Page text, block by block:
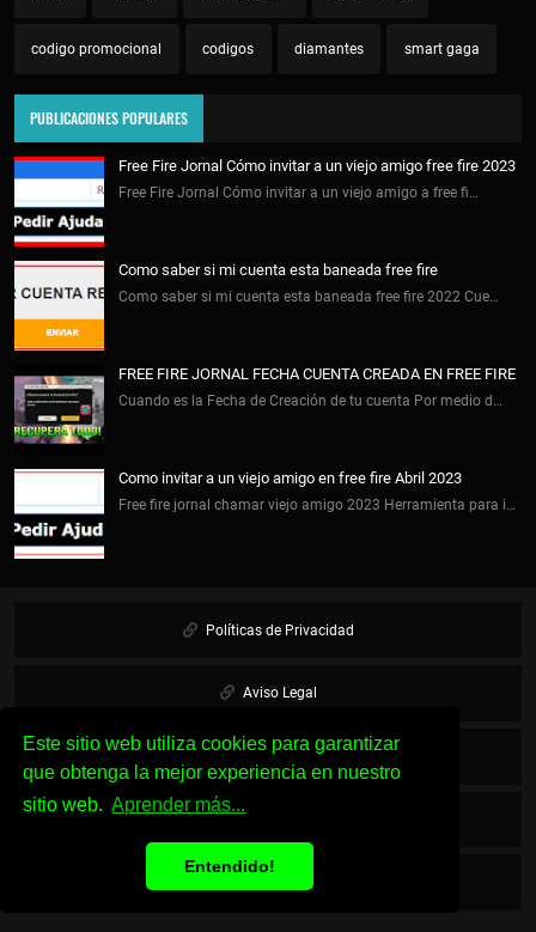
Este sitio web utiliza cookies para garantizar
que obtenga la mejor experiencia en nuestro
sitio web. Aprender más...
Entendido!
codigo promocional codigos diamantes smart gaga
PUBLICACIONES POPULARES
Free Fire Jornal Cómo invitar a un viejo amigo free fire 2023
Free Fire Jornal Cómo invitar a un viejo amigo a free fi…
Como saber si mi cuenta esta baneada free fire
Como saber si mi cuenta esta baneada free fire 2022 Cue…
FREE FIRE JORNAL FECHA CUENTA CREADA EN FREE FIRE
Cuando es la Fecha de Creación de tu cuenta Por medio d…
Como invitar a un viejo amigo en free fire Abril 2023
Free fire jornal chamar viejo amigo 2023 Herramienta para i…
Políticas de Privacidad
Aviso Legal
Cookies